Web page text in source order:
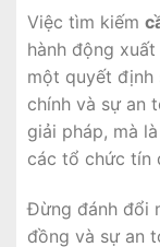
Việc tìm kiếm
hành động
một quyết định
chính và sự an
giải pháp, mà
các tổ chức tín
Đừng đánh đổi
đồng và sự an